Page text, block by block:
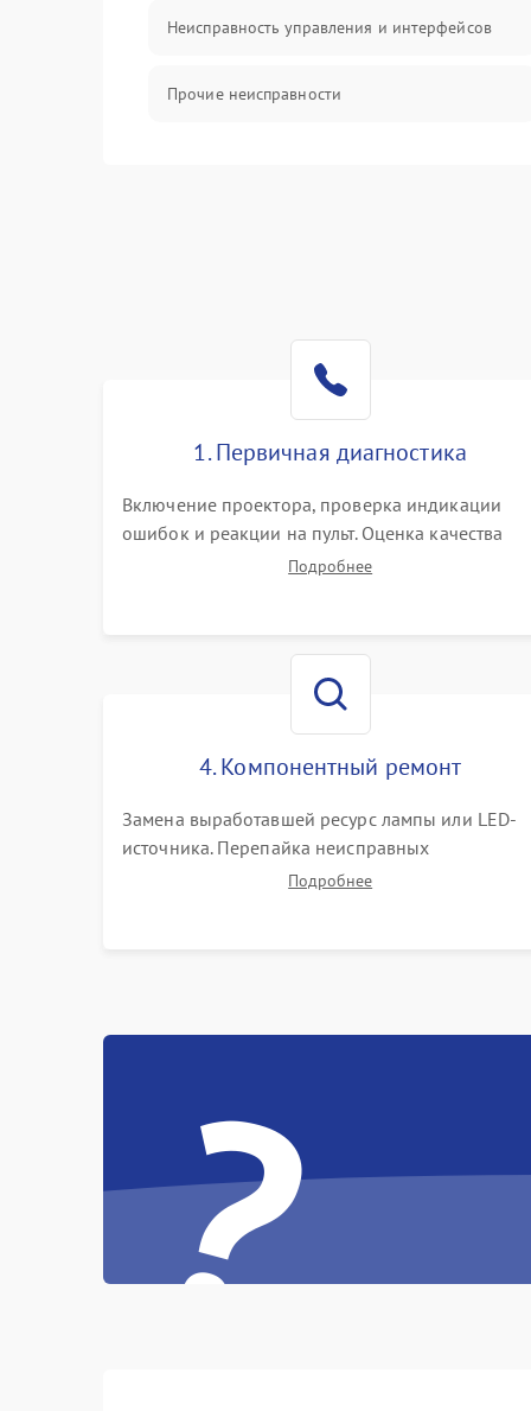
Неисправность управления и интерфейсов
Прочие неисправности
1. Первичная диагностика
Включение проектора, проверка индикации
ошибок и реакции на пульт. Оценка качества
проекции, яркости лампы, наличия артефактов
Подробнее
4. Компонентный ремонт
Замена выработавшей ресурс лампы или LED-
источника. Перепайка неисправных
компонентов на платах. Замена DMD-чипа при
Подробнее
?